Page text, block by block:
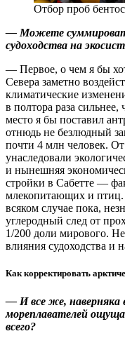
Отбор проб
— Можете
судоходства на
— Первое, о чем я бы
Севера заметно
климатические
в полтора раза
место я бы поставил
отнюдь не безлюдный
почти 4 млн человек.
унаследовали
и нынешняя
стройки в Сабетте —
млекопитающих и птиц.
всяком случае пока,
углеродный след от
1/200 доли мирового.
влияния судоходства и
Как корректировать
— И все же, наверняка
мореплавателей
всего?